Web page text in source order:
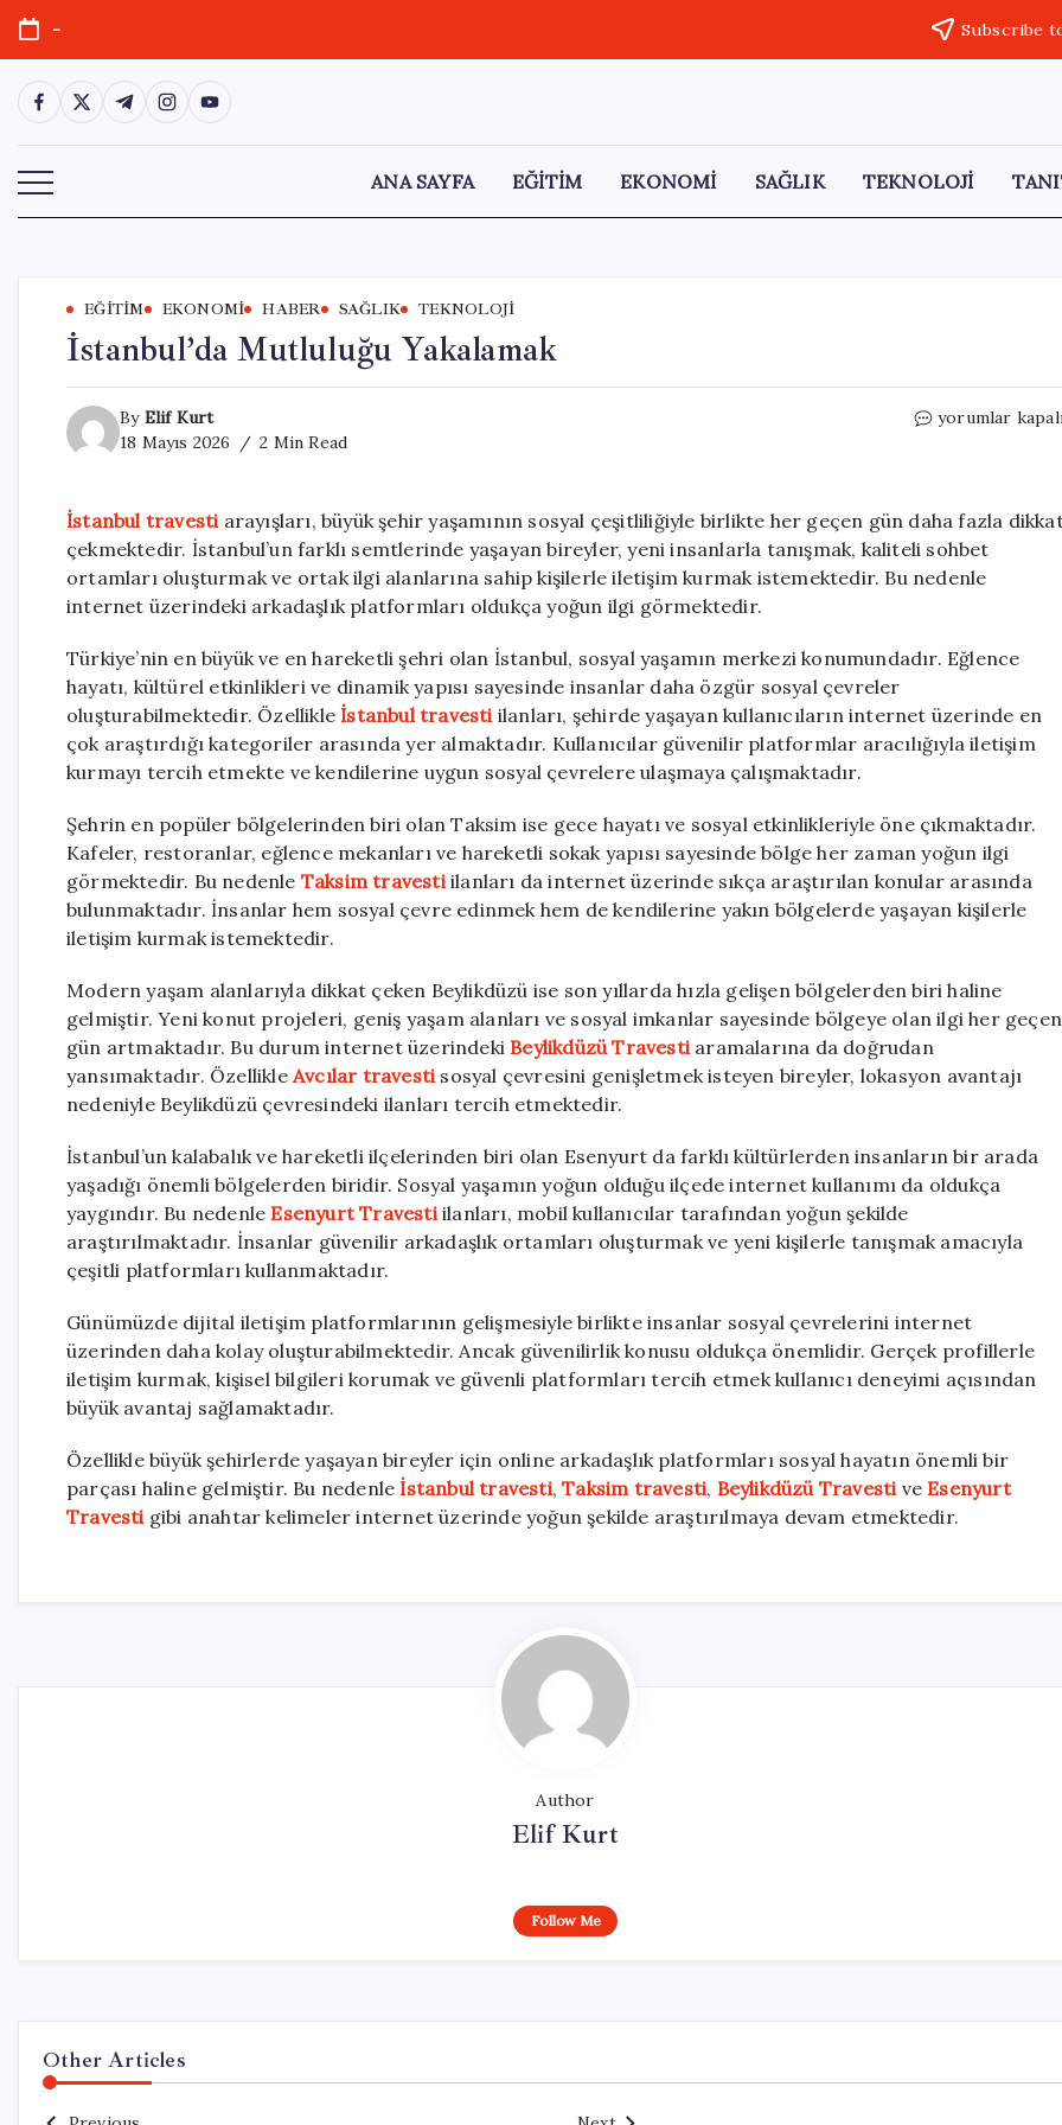
Skip
content
- Subscribe
https://www.facebook.com/
https://twitter.com/
https://t.me/
https://www.instagram.com/
https://youtube.com/
ANA SAYFA EĞİTİM EKONOMİ SAĞLIK TEKNOLOJİ
EĞITIM EKONOMI HABER SAĞLIK TEKNOLOJI
İstanbul’da Mutluluğu Yakalamak
By Elif Kurt
18 Mayıs 2026
2 Min Read
İstanbul’da
yorumlar
İstanbul travestiarayışları, büyük şehir yaşamının sosyal çeşitliliğiyle birlikte her geçen gün daha fazla
çekmektedir. İstanbul’un farklı semtlerinde yaşayan bireyler, yeni insanlarla tanışmak, kaliteli sohbet
ortamları oluşturmak ve ortak ilgi alanlarına sahip kişilerle iletişim kurmak istemektedir. Bu nedenle
internet üzerindeki arkadaşlık platformları oldukça yoğun ilgi görmektedir.
Türkiye’nin en büyük ve en hareketli şehri olan İstanbul, sosyal yaşamın merkezi konumundadır. Eğlence
hayatı, kültürel etkinlikleri ve dinamik yapısı sayesinde insanlar daha özgür sosyal çevreler
oluşturabilmektedir. Özellikleİstanbul travesti ilanları, şehirde yaşayan kullanıcıların internet üzerinde en
çok araştırdığı kategoriler arasında yer almaktadır. Kullanıcılar güvenilir platformlar aracılığıyla iletişim
kurmayı tercih etmekte ve kendilerine uygun sosyal çevrelere ulaşmaya çalışmaktadır.
Şehrin en popüler bölgelerinden biri olan Taksim ise gece hayatı ve sosyal etkinlikleriyle öne çıkmaktadır.
Kafeler, restoranlar, eğlence mekanları ve hareketli sokak yapısı sayesinde bölge her zaman yoğun ilgi
görmektedir. Bu nedenle Taksim travestiilanları da internet üzerinde sıkça araştırılan konular arasında
bulunmaktadır. İnsanlar hem sosyal çevre edinmek hem de kendilerine yakın bölgelerde yaşayan kişilerle
iletişim kurmak istemektedir.
Modern yaşam alanlarıyla dikkat çeken Beylikdüzü ise son yıllarda hızla gelişen bölgelerden biri haline
gelmiştir. Yeni konut projeleri, geniş yaşam alanları ve sosyal imkanlar sayesinde bölgeye olan ilgi her geçen
gün artmaktadır. Bu durum internet üzerindeki Beylikdüzü Travestiaramalarına da doğrudan
yansımaktadır. Özellikle Avcılar travestisosyal çevresini genişletmek isteyen bireyler, lokasyon avantajı
nedeniyle Beylikdüzü çevresindeki ilanları tercih etmektedir.
İstanbul’un kalabalık ve hareketli ilçelerinden biri olan Esenyurt da farklı kültürlerden insanların bir arada
yaşadığı önemli bölgelerden biridir. Sosyal yaşamın yoğun olduğu ilçede internet kullanımı da oldukça
yaygındır. Bu nedenleEsenyurt Travestiilanları, mobil kullanıcılar tarafından yoğun şekilde
araştırılmaktadır. İnsanlar güvenilir arkadaşlık ortamları oluşturmak ve yeni kişilerle tanışmak amacıyla
çeşitli platformları kullanmaktadır.
Günümüzde dijital iletişim platformlarının gelişmesiyle birlikte insanlar sosyal çevrelerini internet
üzerinden daha kolay oluşturabilmektedir. Ancak güvenilirlik konusu oldukça önemlidir. Gerçek profillerle
iletişim kurmak, kişisel bilgileri korumak ve güvenli platformları tercih etmek kullanıcı deneyimi açısından
büyük avantaj sağlamaktadır.
Özellikle büyük şehirlerde yaşayan bireyler için online arkadaşlık platformları sosyal hayatın önemli bir
parçası haline gelmiştir. Bu nedenleİstanbul travesti,Taksim travesti, Beylikdüzü TravestiveEsenyurt
Travestigibi anahtar kelimeler internet üzerinde yoğun şekilde araştırılmaya devam etmektedir.
Author
Elif Kurt
Follow Me
Other Articles